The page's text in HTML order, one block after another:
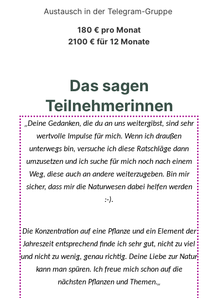
Austausch in der Telegram-Gruppe
180 € pro Monat
2100 € für 12 Monate
Das sagen
Teilnehmerinnen
„Deine Gedanken, die du an uns weitergibst, sind sehr
wertvolle Impulse für mich. Wenn ich draußen
unterwegs bin, versuche ich diese Ratschläge dann
umzusetzen und ich suche für mich noch nach einem
Weg, diese auch an andere weiterzugeben. Bin mir
sicher, dass mir die Naturwesen dabei helfen werden
:-).
Die Konzentration auf eine Pflanze und ein Element der
Jahreszeit entsprechend finde ich sehr gut, nicht zu viel
und nicht zu wenig, genau richtig. Deine Liebe zur Natur
kann man spüren. Ich freue mich schon auf die
nächsten Pflanzen und Themen.„